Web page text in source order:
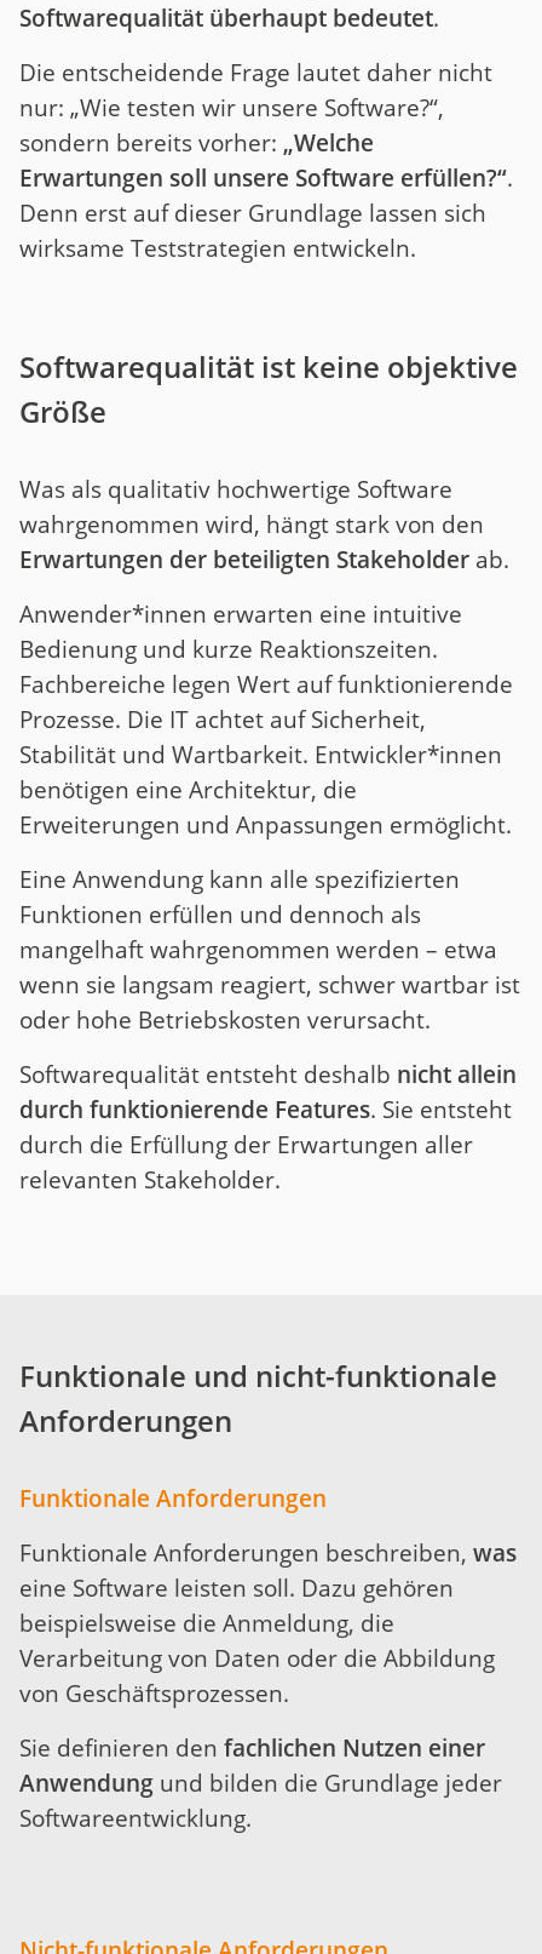
Softwarequalität überhaupt bedeutet.
Die entscheidende Frage lautet daher nicht
nur: „Wie testen wir unsere Software?“,
sondern bereits vorher: „Welche
Erwartungen soll unsere Software erfüllen?“.
Denn erst auf dieser Grundlage lassen sich
wirksame Teststrategien entwickeln.
Softwarequalität ist keine objektive
Größe
Was als qualitativ hochwertige Software
wahrgenommen wird, hängt stark von den
Erwartungen der beteiligten Stakeholder ab.
Anwender*innen erwarten eine intuitive
Bedienung und kurze Reaktionszeiten.
Fachbereiche legen Wert auf funktionierende
Prozesse. Die IT achtet auf Sicherheit,
Stabilität und Wartbarkeit. Entwickler*innen
benötigen eine Architektur, die
Erweiterungen und Anpassungen ermöglicht.
Eine Anwendung kann alle spezifizierten
Funktionen erfüllen und dennoch als
mangelhaft wahrgenommen werden – etwa
wenn sie langsam reagiert, schwer wartbar ist
oder hohe Betriebskosten verursacht.
Softwarequalität entsteht deshalb nicht allein
durch funktionierende Features. Sie entsteht
durch die Erfüllung der Erwartungen aller
relevanten Stakeholder.
Funktionale und nicht-funktionale
Anforderungen
Funktionale Anforderungen
Funktionale Anforderungen beschreiben, was
eine Software leisten soll. Dazu gehören
beispielsweise die Anmeldung, die
Verarbeitung von Daten oder die Abbildung
von Geschäftsprozessen.
Sie definieren den fachlichen Nutzen einer
Anwendung und bilden die Grundlage jeder
Softwareentwicklung.